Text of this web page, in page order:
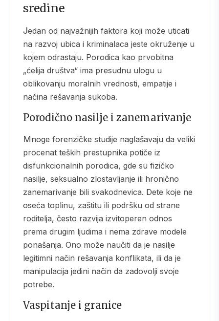
sredine
Jedan od najvažnijih faktora koji može uticati
na razvoj ubica i kriminalaca jeste okruženje u
kojem odrastaju. Porodica kao prvobitna
„ćelija društva“ ima presudnu ulogu u
oblikovanju moralnih vrednosti, empatije i
načina rešavanja sukoba.
Porodično nasilje i zanemarivanje
Mnoge forenzičke studije naglašavaju da veliki
procenat teških prestupnika potiče iz
disfunkcionalnih porodica, gde su fizičko
nasilje, seksualno zlostavljanje ili hronično
zanemarivanje bili svakodnevica. Dete koje ne
oseća toplinu, zaštitu ili podršku od strane
roditelja, često razvija izvitoperen odnos
prema drugim ljudima i nema zdrave modele
ponašanja. Ono može naučiti da je nasilje
legitimni način rešavanja konflikata, ili da je
manipulacija jedini način da zadovolji svoje
potrebe.
Vaspitanje i granice